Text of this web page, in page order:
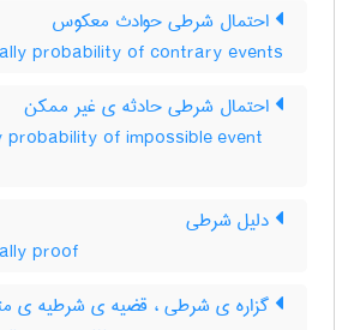
احتمال شرطی حوادث معکوس
probability of contrary events
احتمال شرطی حادثه ی غیر ممکن
probability of impossible event
دلیل شرطی
proof
گزاره ی شرطی ، قضیه ی شرطیه ی